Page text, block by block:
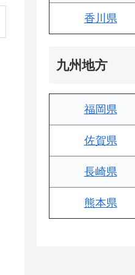
香川県
九州地方
福岡県
佐賀県
長崎県
熊本県